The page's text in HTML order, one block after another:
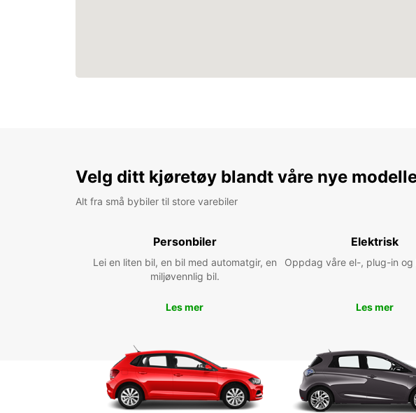
Velg ditt kjøretøy blandt våre nye
Alt fra små bybiler til store varebiler
Personbiler
Lei en liten bil, en bil med automatgir, en
miljøvennlig bil.
Les mer
Elektrisk
Oppdag våre el-, plug-in
Les mer